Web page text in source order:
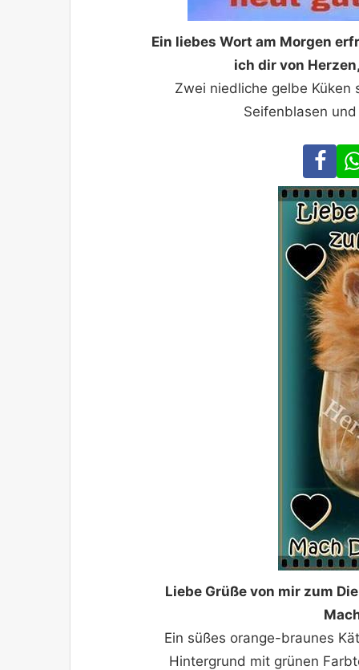
Ein liebes Wort am Morgen
ich dir von
Zwei niedliche gelbe
Seifenblasen
Liebe Grüße von mir zum
Ein süßes orange-braunes
Hintergrund mit grünen